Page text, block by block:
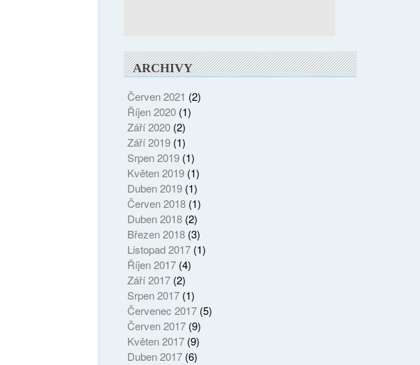
ARCHIVY
Červen 2021 (2)
Říjen 2020(1)
Září 2020(2)
Září 2019(1)
Srpen 2019(1)
Květen 2019(1)
Duben 2019(1)
Červen 2018(1)
Duben 2018(2)
Březen 2018(3)
Listopad 2017(1)
Říjen 2017(4)
Září 2017(2)
Srpen 2017(1)
Červenec 2017(5)
Červen 2017(9)
Květen 2017(9)
Duben 2017(6)